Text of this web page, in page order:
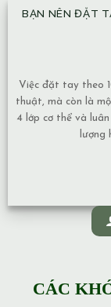
BẠN NÊN ĐẶT TAY
ĐÃ
đặt tay theo 10 vị
mà còn là một
lớp cơ thể và luân xa
lượng
CÁC